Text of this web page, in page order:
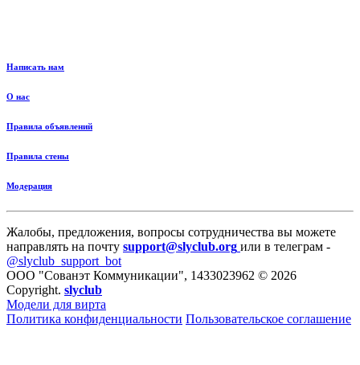
Написать нам
О нас
Правила объявлений
Правила стены
Модерация
Жалобы, предложения, вопросы сотрудничества вы можете
направлять на почту support@slyclub.org или в телеграм -
@slyclub_support_bot
ООО "Сованэт Коммуникации", 1433023962 © 2026
Copyright. slyclub
Модели для вирта
Политика конфиденциальности Пользовательское соглашение